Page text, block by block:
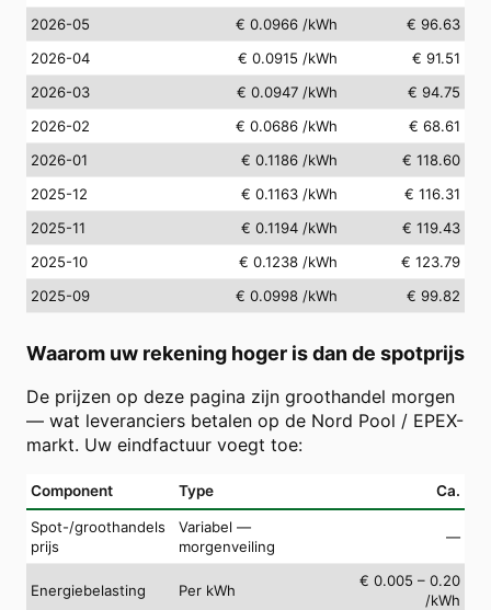
2026-05
€ 0.0966 /kWh
€ 96.63
2026-04
€ 0.0915 /kWh
€ 91.51
2026-03
€ 0.0947 /kWh
€ 94.75
2026-02
€ 0.0686 /kWh
€ 68.61
2026-01
€ 0.1186 /kWh
€ 118.60
2025-12
€ 0.1163 /kWh
€ 116.31
2025-11
€ 0.1194 /kWh
€ 119.43
2025-10
€ 0.1238 /kWh
€ 123.79
2025-09
€ 0.0998 /kWh € 99.82
Waarom uw rekening hoger is dan de spotprijs
De prijzen op deze pagina zijn groothandel morgen
— wat leveranciers betalen op de Nord Pool / EPEX-
markt. Uw eindfactuur voegt toe:
Component Type Ca.
Spot-/groothandels
prijs
Variabel —
morgenveiling
—
Energiebelasting Per kWh
€ 0.005 – 0.20
/kWh